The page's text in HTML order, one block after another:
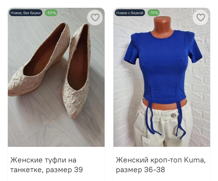
Новое, без бирки -65%
Женские туфли на
танкетке, размер 39
Новое с биркой -70%
Женский кроп-топ Kuma,
размер 36-38